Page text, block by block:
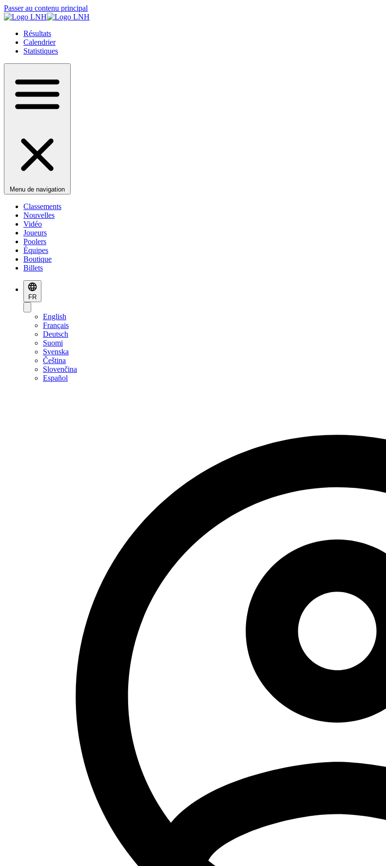
Passer au contenu principal
Résultats
Calendrier
Statistiques
Menu de navigation
Classements
Nouvelles
Vidéo
Joueurs
Poolers
Équipes
Boutique
Billets
FR
English
Français
Deutsch
Suomi
Svenska
Čeština
Slovenčina
Español